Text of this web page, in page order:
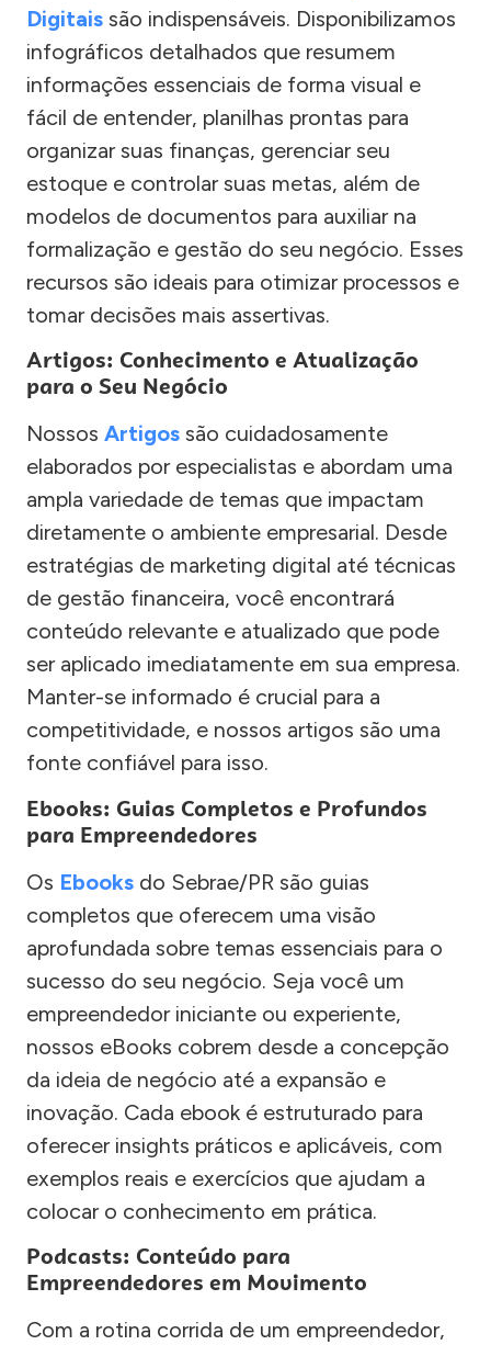
Digitais são indispensáveis. Disponibilizamos
infográficos detalhados que resumem
informações essenciais de forma visual e
fácil de entender, planilhas prontas para
organizar suas finanças, gerenciar seu
estoque e controlar suas metas, além de
modelos de documentos para auxiliar na
formalização e gestão do seu negócio. Esses
recursos são ideais para otimizar processos e
tomar decisões mais assertivas.
Artigos: Conhecimento e Atualização
para o Seu Negócio
Nossos Artigos são cuidadosamente
elaborados por especialistas e abordam uma
ampla variedade de temas que impactam
diretamente o ambiente empresarial. Desde
estratégias de marketing digital até técnicas
de gestão financeira, você encontrará
conteúdo relevante e atualizado que pode
ser aplicado imediatamente em sua empresa.
Manter-se informado é crucial para a
competitividade, e nossos artigos são uma
fonte confiável para isso.
Ebooks: Guias Completos e Profundos
para Empreendedores
Os Ebooks do Sebrae/PR são guias
completos que oferecem uma visão
aprofundada sobre temas essenciais para o
sucesso do seu negócio. Seja você um
empreendedor iniciante ou experiente,
nossos eBooks cobrem desde a concepção
da ideia de negócio até a expansão e
inovação. Cada ebook é estruturado para
oferecer insights práticos e aplicáveis, com
exemplos reais e exercícios que ajudam a
colocar o conhecimento em prática.
Podcasts: Conteúdo para
Empreendedores em Movimento
Com a rotina corrida de um empreendedor,